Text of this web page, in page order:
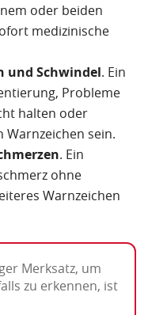
oder beiden
medizinische
und Schwindel. Ein
Probleme
halten oder
Warnzeichen sein.
. Ein
ohne
Warnzeichen
Merksatz, um
zu erkennen, ist